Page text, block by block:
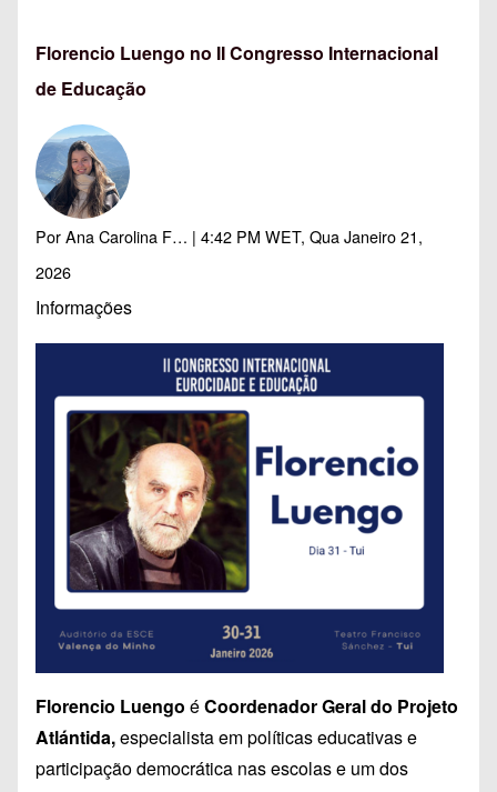
Florencio Luengo no II Congresso Internacional
de Educação
PorAna Carolina F… | 4:42 PM WET, Qua Janeiro 21,
2026
Informações
Florencio Luengo éCoordenador Geral do Projeto
Atlántida,especialista em políticas educativas e
participação democrática nas escolas e um dos